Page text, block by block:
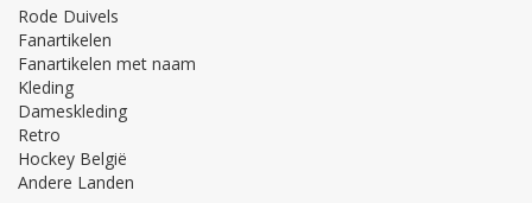
Rode Duivels
Fanartikelen
Fanartikelen met naam
Kleding
Dameskleding
Retro
Hockey België
Andere Landen